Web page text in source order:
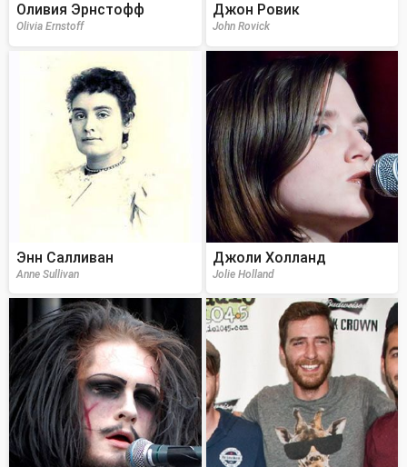
Оливия Эрнстофф
Olivia Ernstoff
Джон Ровик
John Rovick
Энн Салливан
Anne Sullivan
Джоли Холланд
Jolie Holland